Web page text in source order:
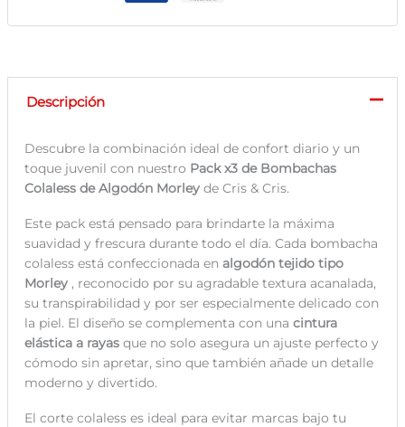
Descripción
Descubre la combinación ideal de confort diario y un
toque juvenil con nuestro Pack x3 de Bombachas
Colaless de Algodón Morleyde Cris & Cris.
Este pack está pensado para brindarte la máxima
suavidad y frescura durante todo el día. Cada bombacha
colaless está confeccionada en algodón tejido tipo
Morley , reconocido por su agradable textura acanalada,
su transpirabilidad y por ser especialmente delicado con
la piel. El diseño se complementa con una cintura
elástica a rayasque no solo asegura un ajuste perfecto y
cómodo sin apretar, sino que también añade un detalle
moderno y divertido.
El corte colaless es ideal para evitar marcas bajo tu